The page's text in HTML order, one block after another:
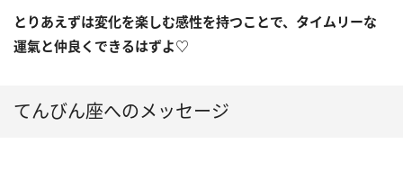
とりあえずは変化を楽しむ感性を持つことで、タイムリーな
運氣と仲良くできるはずよ♡
てんびん座へのメッセージ